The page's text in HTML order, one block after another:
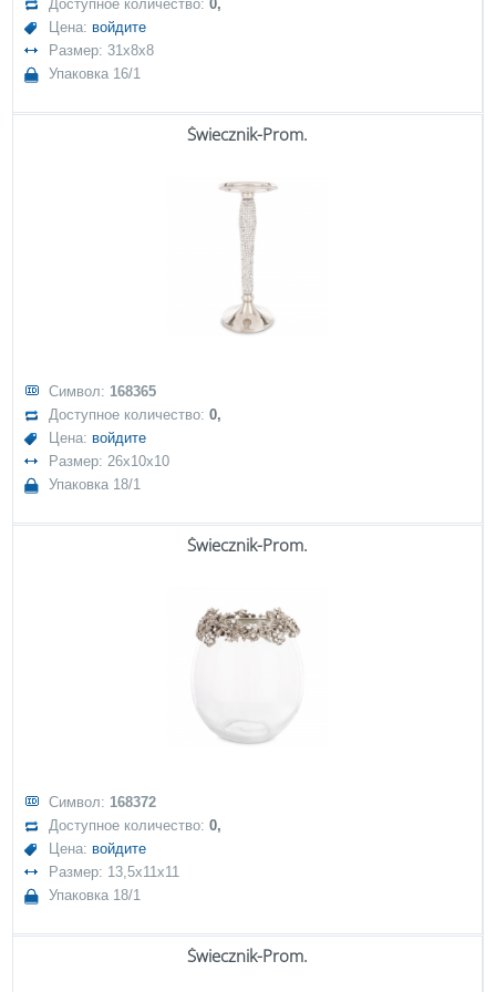
Доступное количество:0,
Цена: войдите
Размер: 31x8x8
Упаковка 16/1
Świecznik-Prom.
Символ: 168365
Доступное количество:0,
Цена: войдите
Размер: 26x10x10
Упаковка 18/1
Świecznik-Prom.
Символ: 168372
Доступное количество:0,
Цена: войдите
Размер: 13,5x11x11
Упаковка 18/1
Świecznik-Prom.